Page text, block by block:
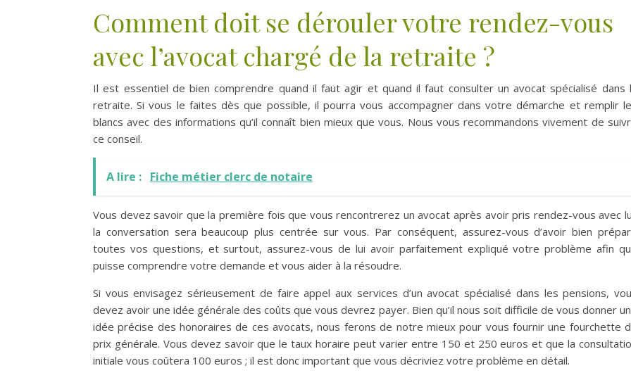
Comment doit se dérouler votre rendez-vous
avec l’avocat chargé de la retraite ?
Il est essentiel de bien comprendre quand il faut agir et quand il faut consulter un avocat spécialisé dans
retraite. Si vous le faites dès que possible, il pourra vous accompagner dans votre démarche et remplir
blancs avec des informations qu’il connaît bien mieux que vous. Nous vous recommandons vivement de
ce conseil.
A lire : Fiche métier clerc de notaire
Vous devez savoir que la première fois que vous rencontrerez un avocat après avoir pris rendez-vous avec
la conversation sera beaucoup plus centrée sur vous. Par conséquent, assurez-vous d’avoir bien
toutes vos questions, et surtout, assurez-vous de lui avoir parfaitement expliqué votre problème afin
puisse comprendre votre demande et vous aider à la résoudre.
Si vous envisagez sérieusement de faire appel aux services d’un avocat spécialisé dans les pensions,
devez avoir une idée générale des coûts que vous devrez payer. Bien qu’il nous soit difficile de vous donner
idée précise des honoraires de ces avocats, nous ferons de notre mieux pour vous fournir une fourchette
prix générale. Vous devez savoir que le taux horaire peut varier entre 150 et 250 euros et que la
initiale vous coûtera 100 euros ; il est donc important que vous décriviez votre problème en détail.